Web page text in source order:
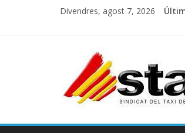
Divendres, agost 7, 2026